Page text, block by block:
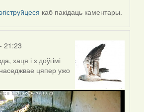
каб пакідаць каментары.
21:23
хаця і з доўгімі
цяпер ужо